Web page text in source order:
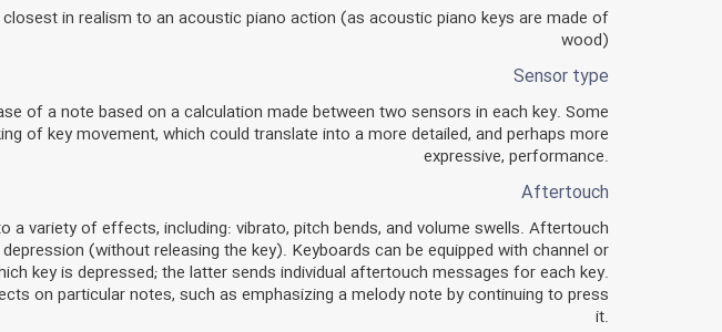
in realism to an acoustic piano action (as acoustic piano keys are made of
wood)
Sensor type
of a note based on a calculation made between two sensors in each key. Some
of key movement, which could translate into a more detailed, and perhaps more
expressive, performance.
Aftertouch
variety of effects, including: vibrato, pitch bends, and volume swells. Aftertouch
(without releasing the key). Keyboards can be equipped with channel or
key is depressed; the latter sends individual aftertouch messages for each key.
on particular notes, such as emphasizing a melody note by continuing to press
it.